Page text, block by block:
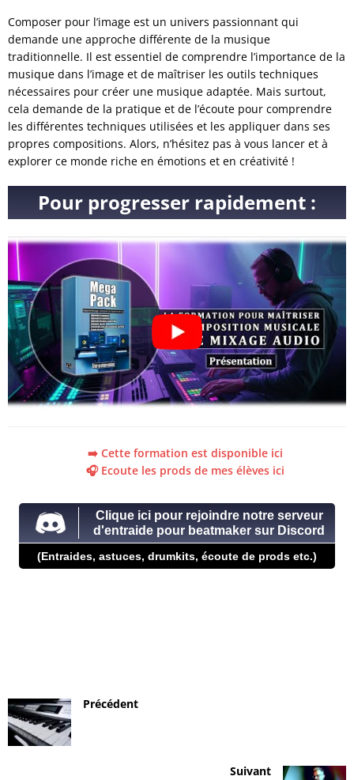
Composer pour l’image est un univers passionnant qui
demande une approche différente de la musique
traditionnelle. Il est essentiel de comprendre l’importance de la
musique dans l’image et de maîtriser les outils techniques
nécessaires pour créer une musique adaptée. Mais surtout,
cela demande de la pratique et de l’écoute pour comprendre
les différentes techniques utilisées et les appliquer dans ses
propres compositions. Alors, n’hésitez pas à vous lancer et à
explorer ce monde riche en émotions et en créativité !
Pour progresser rapidement :
➡️ Cette formation est disponible ici
🎧 Ecoute les prods de mes élèves ici
Clique ici pour rejoindre notre serveur
d'entraide pour beatmaker sur Discord
(Entraides, astuces, drumkits, écoute de prods etc.)
Précédent
Suivant